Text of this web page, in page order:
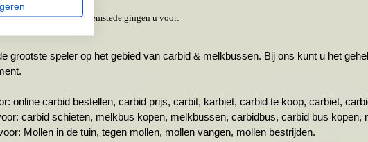
Holland, gemeente Heemstede gingen u voor:
grootste speler op het gebied van carbid & melkbussen. Bij ons kunt u het
online carbid bestellen, carbid prijs, carbit, karbiet, carbid te koop, carbiet,
carbid schieten, melkbus kopen, melkbussen, carbidbus, carbid bus kopen,
Mollen in de tuin, tegen mollen, mollen vangen, mollen bestrijden.